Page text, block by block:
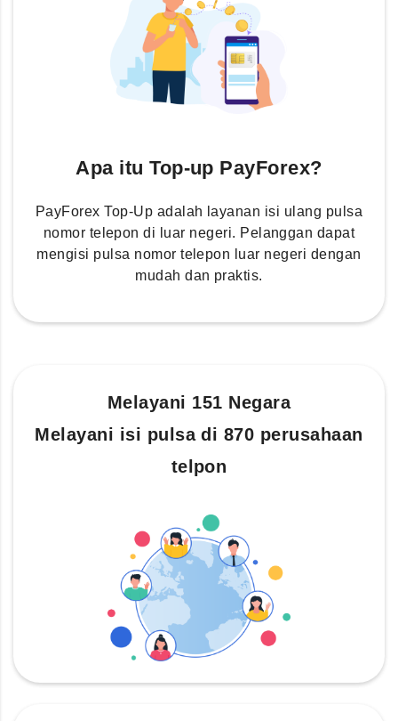
Apa itu Top-up PayForex?
PayForex Top-Up adalah layanan isi ulang pulsa
nomor telepon di luar negeri. Pelanggan dapat
mengisi pulsa nomor telepon luar negeri dengan
mudah dan praktis.
Melayani 151 Negara
Melayani isi pulsa di 870 perusahaan
telpon